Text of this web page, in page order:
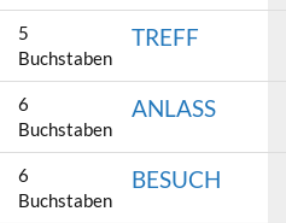
5
Buchstaben
TREFF
6
Buchstaben
ANLASS
6
Buchstaben
BESUCH